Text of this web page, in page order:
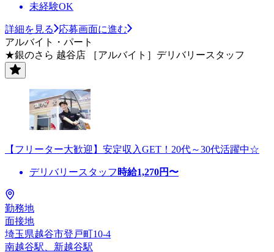
未経験OK
詳細を見る
応募画面に進む
アルバイト・パート
★銀のさら 越谷店 ［アルバイト］デリバリースタッフ
【フリーター大歓迎】安定収入GET！20代～30代活躍中☆
デリバリースタッフ 時給1,270円〜
勤務地
面接地
埼玉県越谷市登戸町10-4
南越谷駅、新越谷駅